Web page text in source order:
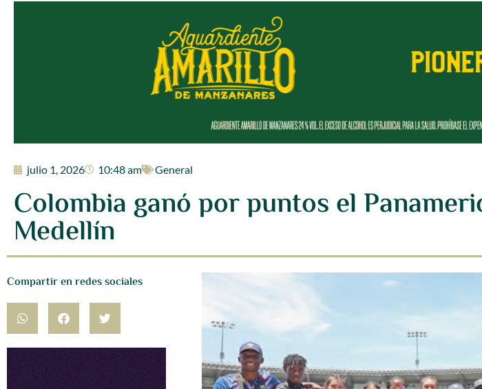
julio 1, 2026 10:48 am General
Colombia ganó por puntos el
Medellín
Compartir en redes sociales